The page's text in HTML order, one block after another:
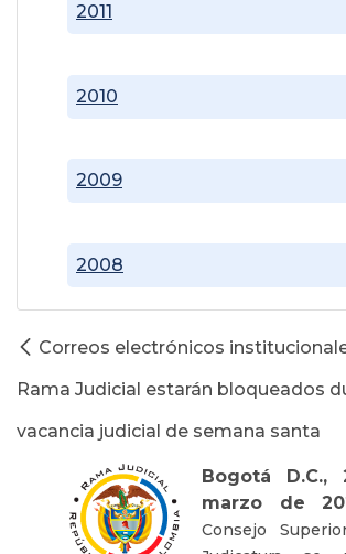
2008
2009
2010
2011
Correos electrónicos
Rama Judicial estarán bloqueados
vacancia judicial de semana santa
Bogotá D.C.,
marzo de
Consejo